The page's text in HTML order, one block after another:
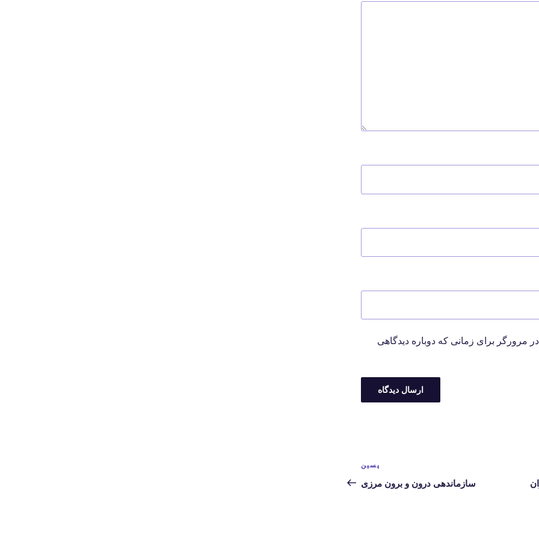
مرورگر برای زمانی که دوباره دیدگاهی
نوشته‌ی
بعدی
پسین
سازماندهی درون و برون مرزی